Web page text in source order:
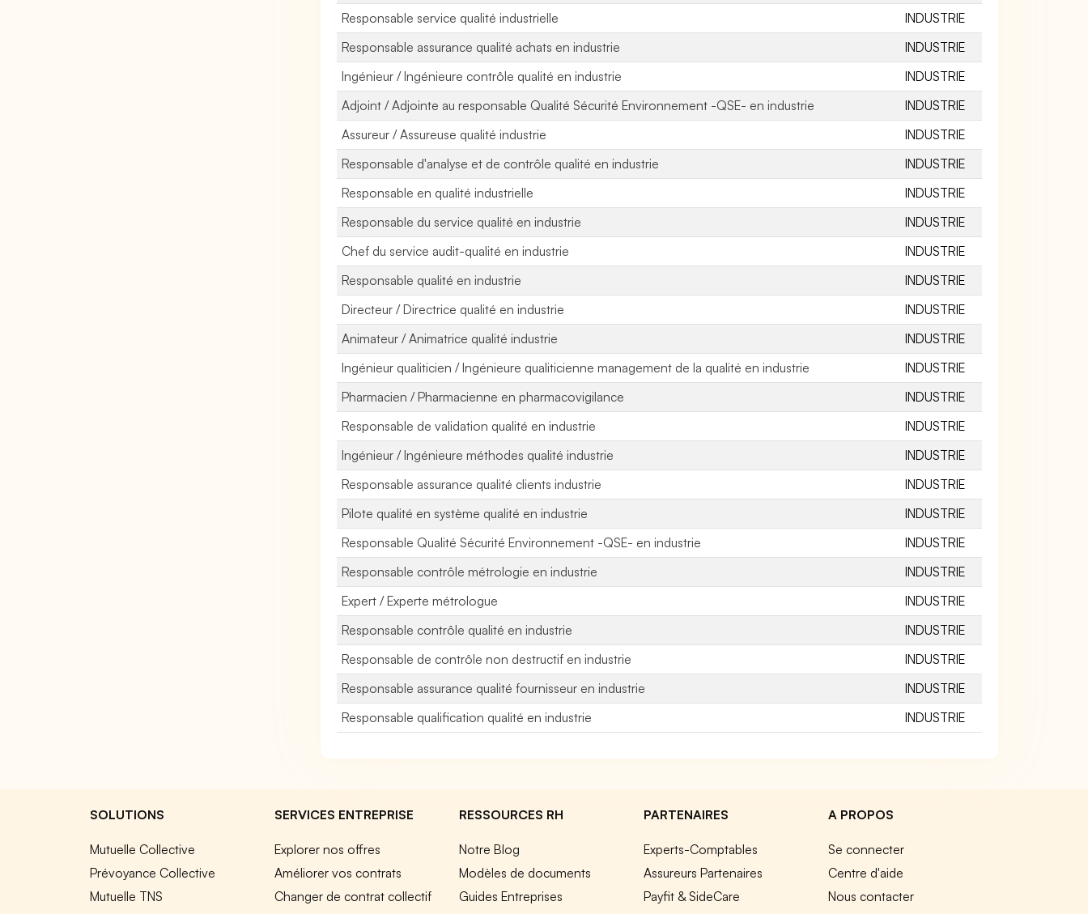
Responsable service qualité industrielle
INDUSTRIE
Responsable assurance qualité achats en industrie
INDUSTRIE
Ingénieur / Ingénieure contrôle qualité en industrie
INDUSTRIE
Adjoint / Adjointe au responsable Qualité Sécurité Environnement -QSE- en industrie
INDUSTRIE
Assureur / Assureuse qualité industrie
INDUSTRIE
Responsable d'analyse et de contrôle qualité en industrie
INDUSTRIE
Responsable en qualité industrielle
INDUSTRIE
Responsable du service qualité en industrie
INDUSTRIE
Chef du service audit-qualité en industrie
INDUSTRIE
Responsable qualité en industrie
INDUSTRIE
Directeur / Directrice qualité en industrie
INDUSTRIE
Animateur / Animatrice qualité industrie
INDUSTRIE
Ingénieur qualiticien / Ingénieure qualiticienne management de la qualité en industrie
INDUSTRIE
Pharmacien / Pharmacienne en pharmacovigilance
INDUSTRIE
Responsable de validation qualité en industrie
INDUSTRIE
Ingénieur / Ingénieure méthodes qualité industrie
INDUSTRIE
Responsable assurance qualité clients industrie
INDUSTRIE
Pilote qualité en système qualité en industrie
INDUSTRIE
Responsable Qualité Sécurité Environnement -QSE- en industrie
INDUSTRIE
Responsable contrôle métrologie en industrie
INDUSTRIE
Expert / Experte métrologue
INDUSTRIE
Responsable contrôle qualité en industrie
INDUSTRIE
Responsable de contrôle non destructif en industrie
INDUSTRIE
Responsable assurance qualité fournisseur en industrie
INDUSTRIE
Responsable qualification qualité en industrie
INDUSTRIE
SOLUTIONS
Mutuelle Collective
Prévoyance Collective
Mutuelle TNS
SERVICES ENTREPRISE
Explorer nos offres
Améliorer vos contrats
Changer de contrat collectif
RESSOURCES RH
Notre Blog
Modèles de documents
Guides Entreprises
PARTENAIRES
Experts-Comptables
Assureurs Partenaires
Payfit & SideCare
A PROPOS
Se connecter
Centre d'aide
Nous contacter